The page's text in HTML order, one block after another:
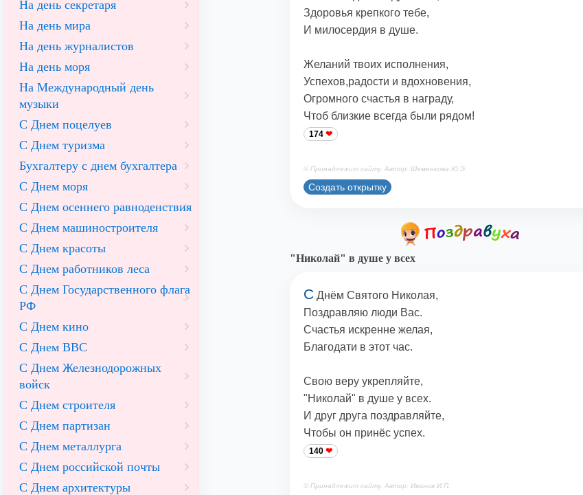
Здоровья крепкого тебе,
И милосердия в душе.
Желаний твоих исполнения,
Успехов,радости и вдохновения,
Огромного счастья в награду,
Чтоб близкие всегда были рядом!
174
© Принадлежит сайту. Автор: Шеменкова Ю.Э.
Создать открытку
"Николай" в душе у всех
СДнём Святого Николая,
Поздравляю люди Вас.
Счастья искренне желая,
Благодати в этот час.
Свою веру укрепляйте,
"Николай" в душе у всех.
И друг друга поздравляйте,
Чтобы он принёс успех.
140
© Принадлежит сайту. Автор: Иванов И.П.
На день секретаря
На день мира
На день журналистов
На день моря
На Международный день
музыки
С Днем поцелуев
С Днем туризма
Бухгалтеру с днем бухгалтера
С Днем моря
С Днем осеннего равноденствия
С Днем машиностроителя
С Днем красоты
С Днем работников леса
С Днем Государственного флага
РФ
С Днем кино
С Днем ВВС
С Днем Железнодорожных
войск
С Днем строителя
С Днем партизан
С Днем металлурга
С Днем российской почты
С Днем архитектуры